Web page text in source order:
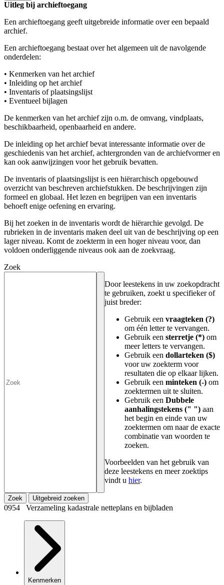
Uitleg bij archieftoegang
Een archieftoegang geeft uitgebreide informatie over een bepaald
archief.
Een archieftoegang bestaat over het algemeen uit de navolgende
onderdelen:
• Kenmerken van het archief
• Inleiding op het archief
• Inventaris of plaatsingslijst
• Eventueel bijlagen
De kenmerken van het archief zijn o.m. de omvang, vindplaats,
beschikbaarheid, openbaarheid en andere.
De inleiding op het archief bevat interessante informatie over de
geschiedenis van het archief, achtergronden van de archiefvormer en
kan ook aanwijzingen voor het gebruik bevatten.
De inventaris of plaatsingslijst is een hiërarchisch opgebouwd
overzicht van beschreven archiefstukken. De beschrijvingen zijn
formeel en globaal. Het lezen en begrijpen van een inventaris
behoeft enige oefening en ervaring.
Bij het zoeken in de inventaris wordt de hiërarchie gevolgd. De
rubrieken in de inventaris maken deel uit van de beschrijving op een
lager niveau. Komt de zoekterm in een hoger niveau voor, dan
voldoen onderliggende niveaus ook aan de zoekvraag.
Zoek
Door leestekens in uw zoekopdracht
te gebruiken, zoekt u specifieker of
juist breder:
Gebruik een vraagteken (?)
om één letter te vervangen.
Gebruik een sterretje (*) om
meer letters te vervangen.
Gebruik een dollarteken ($)
voor uw zoekterm voor
resultaten die op elkaar lijken.
Gebruik een minteken (-) om
zoektermen uit te sluiten.
Gebruik een Dubbele
aanhalingstekens (" ") aan
het begin en einde van uw
zoektermen om naar de exacte
combinatie van woorden te
zoeken.
Voorbeelden van het gebruik van
deze leestekens en meer zoektips
vindt u hier.
Zoek Uitgebreid zoeken
0954 Verzameling kadastrale netteplans en bijbladen
Kenmerken